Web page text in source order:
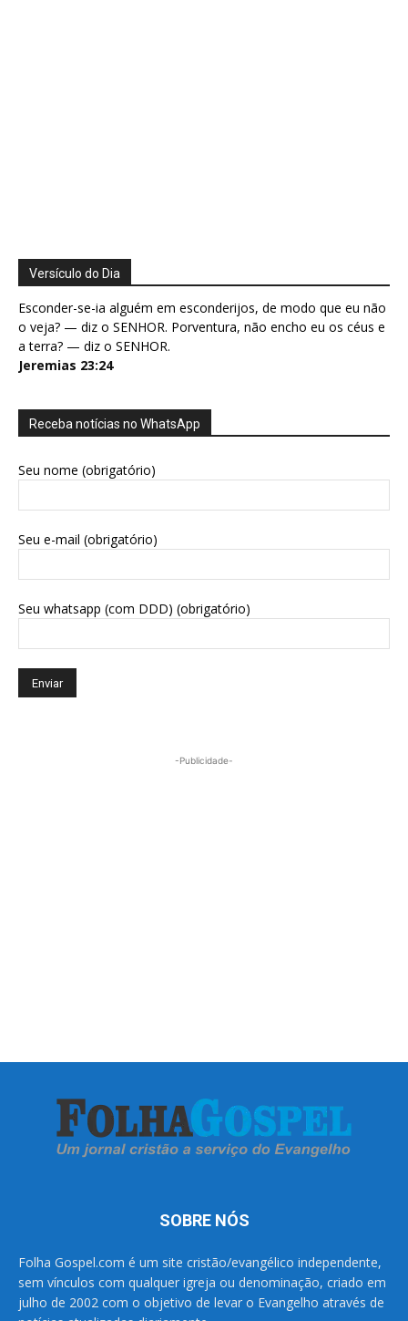
Versículo do Dia
Esconder-se-ia alguém em esconderijos, de modo que eu não
o veja? — diz o SENHOR. Porventura, não encho eu os céus e
a terra? — diz o SENHOR.
Jeremias 23:24
Receba notícias no WhatsApp
Seu nome (obrigatório)
Seu e-mail (obrigatório)
Seu whatsapp (com DDD) (obrigatório)
-Publicidade-
SOBRE NÓS
Folha Gospel.com é um site cristão/evangélico independente,
sem vínculos com qualquer igreja ou denominação, criado em
julho de 2002 com o objetivo de levar o Evangelho através de